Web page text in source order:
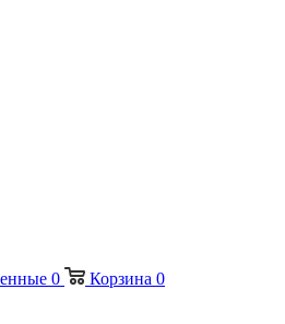
0 Корзина 0